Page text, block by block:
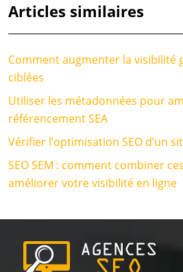
Articles similaires
Comment augmenter la visibilité
ciblées
Utiliser les métadonnées pour
référencement SEA
Vérifier l’optimisation SEO d’un
SEO SEM : comment combiner
améliorer votre visibilité en ligne